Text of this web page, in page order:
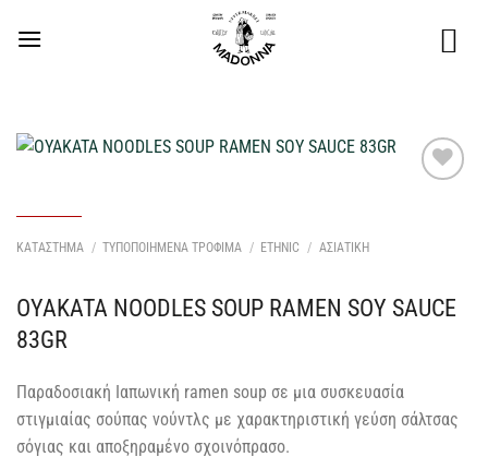
στο
ΚΑΤΑΣΤΗΜΑ / ΤΥΠΟΠΟΙΗΜΕΝΑ ΤΡΟΦΙΜΑ / ETHNIC / ΑΣΙΑΤΙΚΗ
OYAKATA NOODLES SOUP RAMEN SOY SAUCE
83GR
Παραδοσιακή Ιαπωνική ramen soup σε μια συσκευασία
στιγμιαίας σούπας νούντλς με χαρακτηριστική γεύση σάλτσας
σόγιας και αποξηραμένο σχοινόπρασο.